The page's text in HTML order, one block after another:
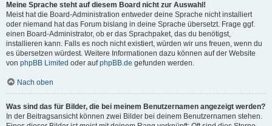
Meine Sprache steht auf diesem Board nicht zur Auswahl!
Meist hat die Board-Administration entweder deine Sprache nicht installiert
oder niemand hat das Forum bislang in deine Sprache übersetzt. Frage ggf.
einen Board-Administrator, ob er das Sprachpaket, das du benötigst,
installieren kann. Falls es noch nicht existiert, würden wir uns freuen, wenn du
es übersetzen würdest. Weitere Informationen dazu können auf der Website
von phpBB Limited oder aufphpBB.de gefunden werden.
Nach oben
Was sind das für Bilder, die bei meinem Benutzernamen angezeigt werden?
In der Beitragsansicht können zwei Bilder bei deinem Benutzernamen stehen.